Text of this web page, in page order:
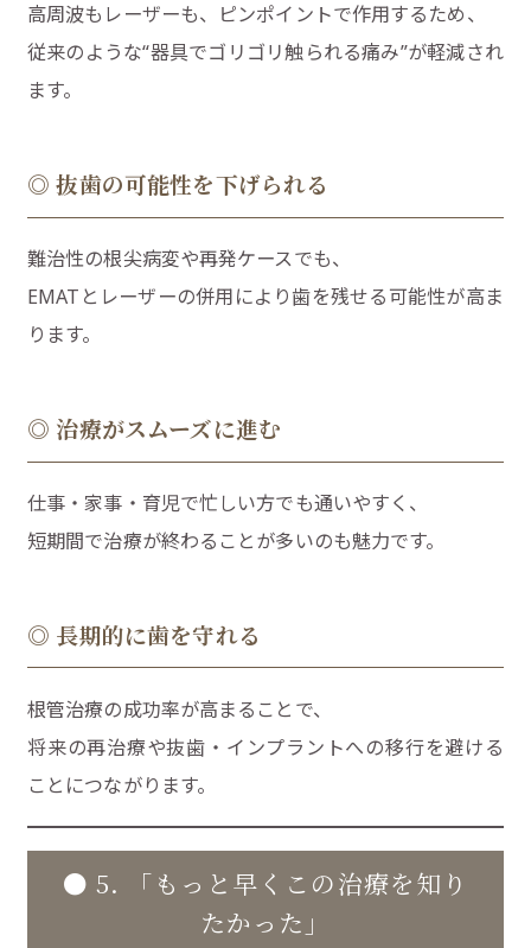
高周波もレーザーも、ピンポイントで作用するため、
従来のような“器具でゴリゴリ触られる痛み”が軽減され
ます。
◎ 抜歯の可能性を下げられる
難治性の根尖病変や再発ケースでも、
EMATとレーザーの併用により歯を残せる可能性が高ま
ります。
◎ 治療がスムーズに進む
仕事・家事・育児で忙しい方でも通いやすく、
短期間で治療が終わることが多いのも魅力です。
◎ 長期的に歯を守れる
根管治療の成功率が高まることで、
将来の再治療や抜歯・インプラントへの移行を避ける
ことにつながります。
● 5. 「もっと早くこの治療を知り
たかった」